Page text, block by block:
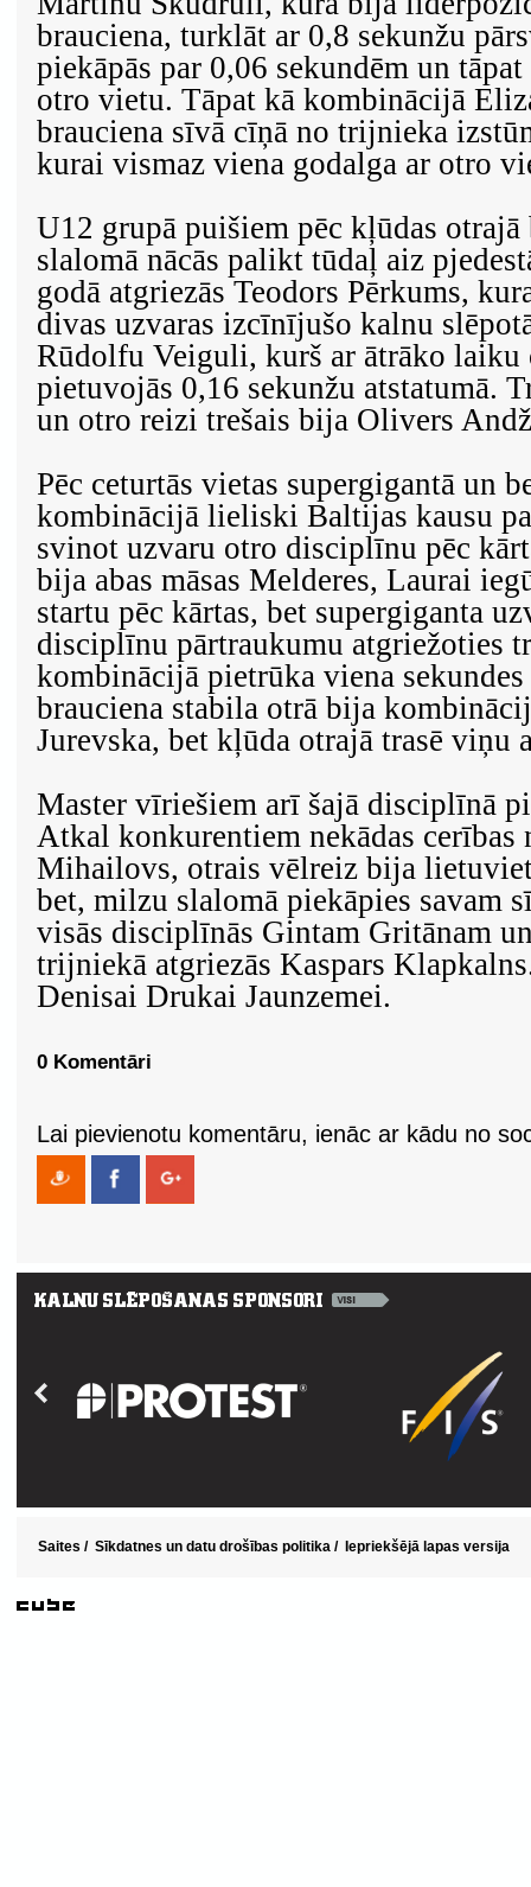
brauciena, turklāt ar 0,8 sekunžu
piekāpās par 0,06 sekundēm un
otro vietu. Tāpat kā kombinācijā
brauciena sīvā cīņā no trijnieka
kurai vismaz viena godalga ar otro
U12 grupā puišiem pēc kļūdas
slalomā nācās palikt tūdaļ aiz
godā atgriezās Teodors Pērkums,
divas uzvaras izcīnījušo kalnu
Rūdolfu Veiguli, kurš ar ātrāko laiku
pietuvojās 0,16 sekunžu atstatumā.
un otro reizi trešais bija Olivers
Pēc ceturtās vietas supergigantā un
kombinācijā lieliski Baltijas kausu
svinot uzvaru otro disciplīnu pēc
bija abas māsas Melderes, Laurai
startu pēc kārtas, bet supergiganta
disciplīnu pārtraukumu atgriežoties
kombinācijā pietrūka viena
brauciena stabila otrā bija
Jurevska, bet kļūda otrajā trasē viņu
Master vīriešiem arī šajā disciplīnā
Atkal konkurentiem nekādas cerības
Mihailovs, otrais vēlreiz bija
bet, milzu slalomā piekāpies savam
visās disciplīnās Gintam Gritānam
trijniekā atgriezās Kaspars
Denisai Drukai Jaunzemei.
0 Komentāri
Lai pievienotu komentāru, ienāc ar kādu no
Saites / Sīkdatnes un datu drošības politika / Iepriekšējā lapas versija